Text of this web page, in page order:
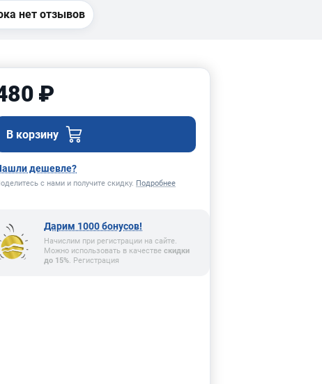
нет отзывов
₽
В корзину
дешевле?
с нами и получите скидку. Подробнее
Дарим 1000 бонусов!
Начислим при регистрации на сайте.
Можно использовать в качестве скидки
до 15%. Регистрация